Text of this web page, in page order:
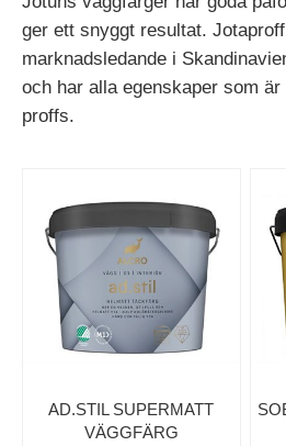
ger ett snyggt resultat.
marknadsledande i
och har alla egenskaper som
proffs.
AD.STIL SUPERMATT
VÄGGFÄRG